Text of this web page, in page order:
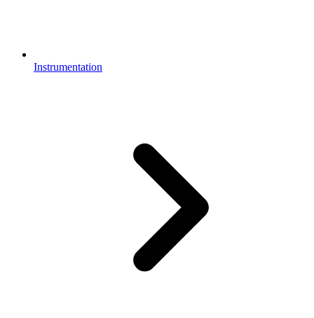
Instrumentation